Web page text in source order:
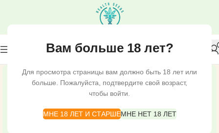
Вам больше 18 лет?
Для просмотра страницы вам должно быть 18 лет или
больше. Пожалуйста, подтвердите свой возраст,
чтобы войти.
МНЕ 18 ЛЕТ И СТАРШЕМНЕ НЕТ 18 ЛЕТ